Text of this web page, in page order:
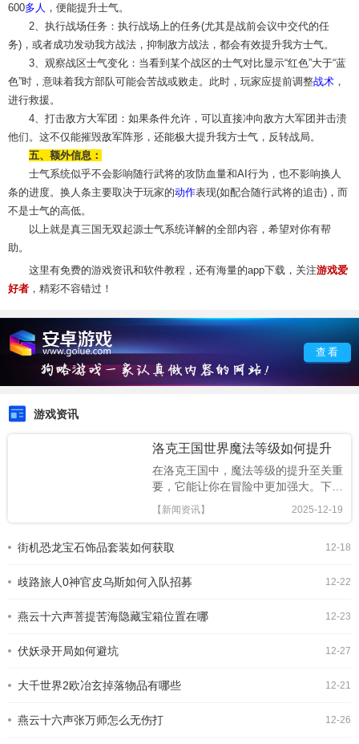
600多人 ，便能提升士气。
2、执行战场任务：执行战场上的任务(尤其是战前会议中交代的任
务)，或者成功发动我方战法，抑制敌方战法，都会有效提升我方士气。
3、观察战区士气变化：当看到某个战区的士气对比显示“红色”大于“蓝
色”时，意味着我方部队可能会苦战或败走。此时，玩家应提前调整战术 ，
进行救援。
4、打击敌方大军团：如果条件允许，可以直接冲向敌方大军团并击溃
他们。这不仅能摧毁敌军阵形，还能极大提升我方士气，反转战局。
五、额外信息：
士气系统似乎不会影响随行武将的攻防血量和AI行为，也不影响换人
条的进度。换人条主要取决于玩家的动作表现(如配合随行武将的追击)，而
不是士气的高低。
以上就是真三国无双起源士气系统详解的全部内容，希望对你有帮
助。
这里有免费的游戏资讯和软件教程，还有海量的app下载，关注游戏爱
好者 ，精彩不容错过！
查看
游戏资讯
洛克王国世界魔法等级如何提升
在洛克王国中，魔法等级的提升至关重
要，它能让你在冒险中更加强大。下面
就为大家详细介绍魔法等级怎么升。战
斗历练参与各种战斗是提升魔法等级的
是参与王国中的各种战斗活动，每一次
合理运用魔法技能，对敌
2025-12-19
【新闻资讯】
12-18
街机恐龙宝石饰品套装如何获取
12-22
歧路旅人0神官皮乌斯如何入队招募
12-23
燕云十六声菩提苦海隐藏宝箱位置在哪
12-27
伏妖录开局如何避坑
12-21
大千世界2欧冶玄掉落物品有哪些
12-26
燕云十六声张万师怎么无伤打